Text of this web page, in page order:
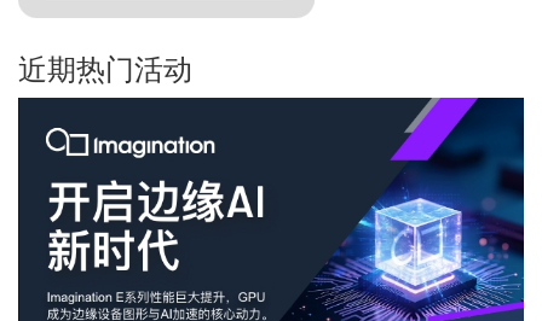
近期热门活动